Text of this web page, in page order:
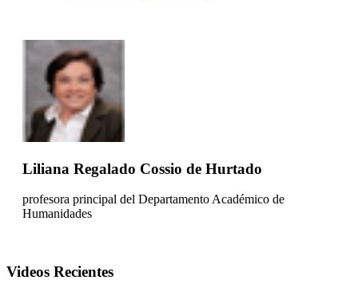
Liliana Regalado Cossio de Hurtado
profesora principal del Departamento Académico de
Humanidades
Videos Recientes